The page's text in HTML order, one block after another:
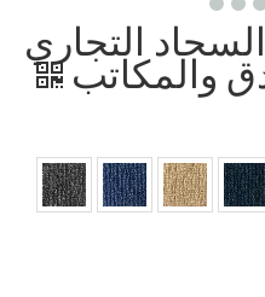
التجاري
والمكاتب